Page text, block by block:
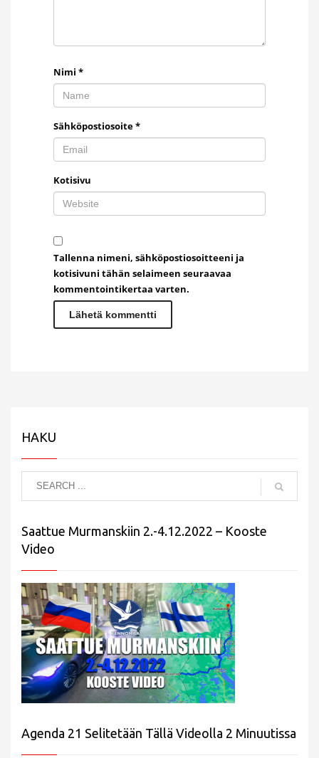
Nimi *
Sähköpostiosoite*
Kotisivu
Tallenna nimeni, sähköpostiosoitteeni ja
kotisivuni tähän selaimeen seuraavaa
kommentointikertaa varten.
HAKU
Saattue Murmanskiin 2.-4.12.2022 – Kooste
Video
Agenda 21 Selitetään Tällä Videolla 2 Minuutissa